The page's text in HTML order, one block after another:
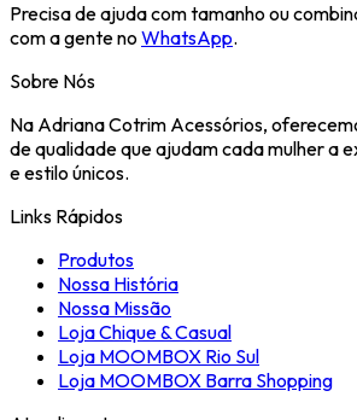
Precisa de ajuda com tamanho ou
com a gente no WhatsApp.
Sobre Nós
Na Adriana Cotrim Acessórios,
de qualidade que ajudam cada mulher a
e estilo únicos.
Links Rápidos
Produtos
Nossa História
Nossa Missão
Loja Chique & Casual
Loja MOOMBOX Rio Sul
Loja MOOMBOX Barra Shopping